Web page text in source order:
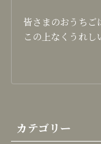
皆さまのおうちご
この上なくうれし
カテゴリー